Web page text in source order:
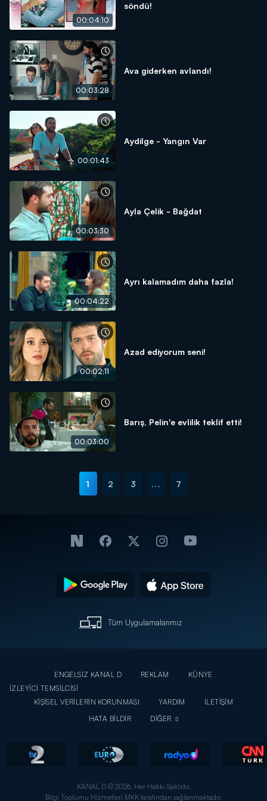
00:04:10
söndü!
00:03:28
Ava giderken avlandı!
00:01:43
Aydilge - Yangın Var
00:03:30
Ayla Çelik - Bağdat
00:04:22
Ayrı kalamadım daha fazla!
00:02:11
Azad ediyorum seni!
00:03:00
Barış, Pelin'e evlilik teklif etti!
1 2 3 ... 7
Tüm Uygulamalarımız
ENGELSİZ KANAL D REKLAM
KÜNYE
İZLEYİCİ TEMSİLCİSİ
KİŞİSEL VERİLERİN KORUNMASI
YARDIM
İLETİŞİM
HATA BİLDİR
DİĞER
KANAL D © 2026. Her Hakkı Saklıdır.
Bilgi Toplumu Hizmetleri MKK tarafından sağlanmaktadır.